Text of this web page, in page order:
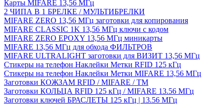
Карты MIFARE 13,56 МГц
2 ЧИПА В 1 БРЕЛКЕ / МУЛЬТИБРЕЛКИ
MIFARE ZERO 13,56 МГц заготовки для копирования
MIFARE CLASSIC 1K 13,56 МГц ключи с кодом
MIFARE ZERO EPOXY 13,56 МГц миникарты
MIFARE 13,56 МГц для обхода ФИЛЬТРОВ
MIFARE ULTRALIGHT заготовки для ВИЗИТ 13,56 МГц
Стикеры на телефон Наклейки Метки RFID 125 кГц
Стикеры на телефон Наклейки Метки MIFARE 13,56 МГц
Заготовки КОЖЗАМ RFID / MIFARE / TM
Заготовки КОЛЬЦА RFID 125 кГц / MIFARE 13.56 МГц
Заготовки ключей БРАСЛЕТЫ 125 кГц | 13.56 МГц